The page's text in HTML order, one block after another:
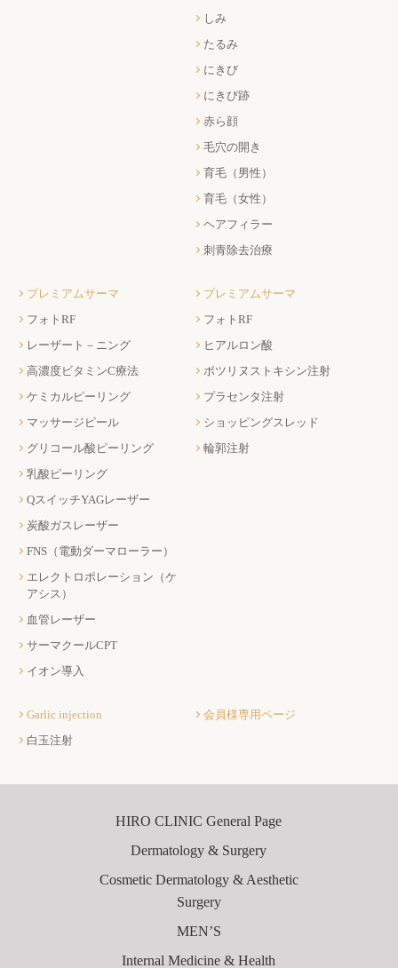
しみ
たるみ
にきび
にきび跡
赤ら顔
毛穴の開き
育毛（男性）
育毛（女性）
ヘアフィラー
刺青除去治療
プレミアムサーマ
フォトRF
レーザート－ニング
高濃度ビタミンC療法
ケミカルピーリング
マッサージピール
グリコール酸ピーリング
乳酸ピーリング
QスイッチYAGレーザー
炭酸ガスレーザー
FNS（電動ダーマローラー）
エレクトロポレーション（ケ
アシス）
血管レーザー
サーマクールCPT
イオン導入
プレミアムサーマ
フォトRF
ヒアルロン酸
ボツリヌストキシン注射
プラセンタ注射
ショッピングスレッド
輪郭注射
Garlic injection
白玉注射
会員様専用ページ
HIRO CLINIC General Page
Dermatology & Surgery
Cosmetic Dermatology & Aesthetic
Surgery
MEN’S
Internal Medicine & Health